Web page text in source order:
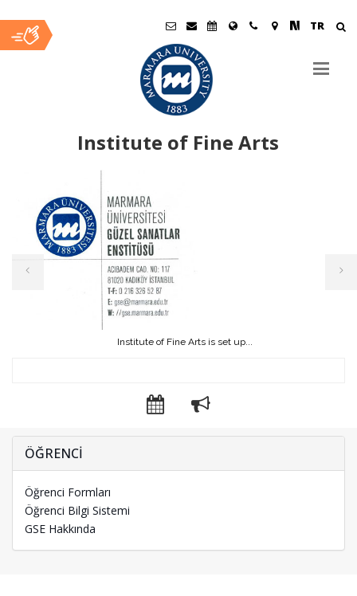
TR
Institute of Fine Arts
İçerik
Institute of Fine Arts is set up...
ÖĞRENCİ
Öğrenci Formları
Öğrenci Bilgi Sistemi
GSE Hakkında